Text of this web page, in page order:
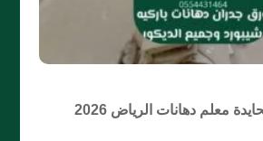
معلم دهانات الرياض 2026